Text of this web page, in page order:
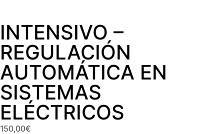
INTENSIVO –
REGULACIÓN
AUTOMÁTICA EN
SISTEMAS
ELÉCTRICOS
150,00€